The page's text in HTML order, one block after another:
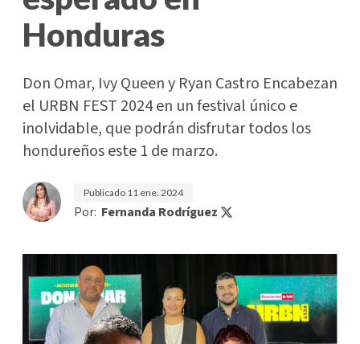
Honduras
Don Omar, Ivy Queen y Ryan Castro Encabezan
el URBN FEST 2024 en un festival único e
inolvidable, que podrán disfrutar todos los
hondureños este 1 de marzo.
Publicado 11 ene. 2024
Por: Fernanda Rodríguez